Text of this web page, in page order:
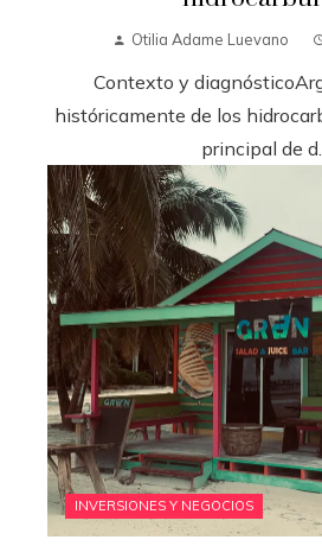
Otilia Adame Luevano
Contexto y
históricamente de los
principal de d...
INVERSIONES Y NEGOCIOS